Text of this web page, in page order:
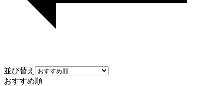
並び替え
おすすめ順